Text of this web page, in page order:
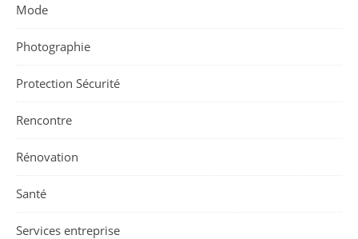
Mode
Photographie
Protection Sécurité
Rencontre
Rénovation
Santé
Services entreprise